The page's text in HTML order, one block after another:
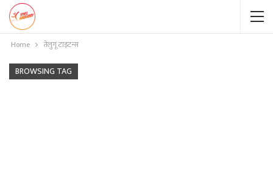
Home तेलुगू टाइटन्स
BROWSING TAG